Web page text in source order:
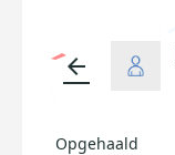
arrow_back
Opgehaald